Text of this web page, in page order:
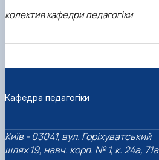
колектив кафедри педагогіки
Кафедра педагогіки
Київ - 03041, вул. Горіхуватський
шлях 19, навч. корп. № 1, к. 24а, 71а